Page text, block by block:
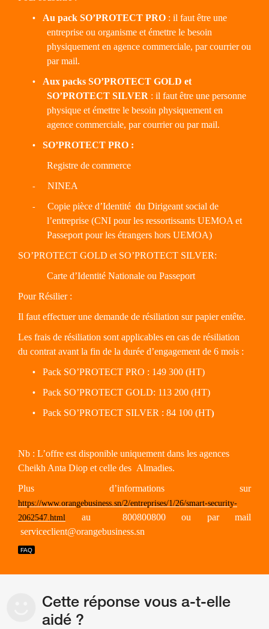
• Au pack SO’PROTECT PRO : il faut être une
entreprise ou organisme et émettre le besoin
physiquement en agence commerciale, par courrier ou
par mail.
•
Aux packs SO’PROTECT GOLD et
SO’PROTECT SILVER : il faut être une personne
physique et émettre le besoin physiquement en
agence commerciale, par courrier ou par mail.
•
SO’PROTECT PRO :
Registre de commerce
- NINEA
- Copie pièce d’Identité du Dirigeant social de
l’entreprise (CNI pour les ressortissants UEMOA et
Passeport pour les étrangers hors UEMOA)
SO’PROTECT GOLD et SO’PROTECT SILVER:
Carte d’Identité Nationale ou Passeport
Pour Résilier :
Il faut effectuer une demande de résiliation sur papier entête.
Les frais de résiliation sont applicables en cas de résiliation
du contrat avant la fin de la durée d’engagement de 6 mois :
• Pack SO’PROTECT PRO : 149 300 (HT)
• Pack SO’PROTECT GOLD: 113 200 (HT)
• Pack SO’PROTECT SILVER : 84 100 (HT)
Nb : L’offre est disponible uniquement dans les agences
Cheikh Anta Diop et celle des Almadies.
Plus d’informations sur
https://www.orangebusiness.sn/2/entreprises/1/26/smart-security-
2062547.html au
800800800 ou par mail
serviceclient@orangebusiness.sn
Cette réponse vous a-t-elle
aidé ?